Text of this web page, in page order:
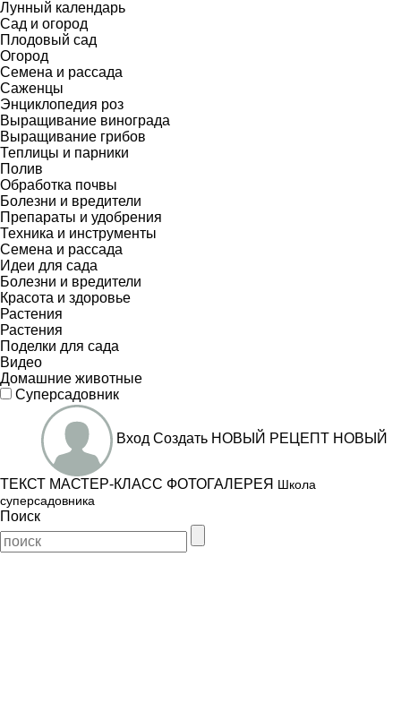
Лунный календарь
Сад и огород
Плодовый сад
Огород
Семена и рассада
Саженцы
Энциклопедия роз
Выращивание винограда
Выращивание грибов
Теплицы и парники
Полив
Обработка почвы
Болезни и вредители
Препараты и удобрения
Техника и инструменты
Семена и рассада
Идеи для сада
Болезни и вредители
Красота и здоровье
Растения
Растения
Поделки для сада
Видео
Домашние животные
Суперсадовник
Вход Создать НОВЫЙ РЕЦЕПТ НОВЫЙ
ТЕКСТ МАСТЕР-КЛАСС ФОТОГАЛЕРЕЯ Школа
суперсадовника
Поиск